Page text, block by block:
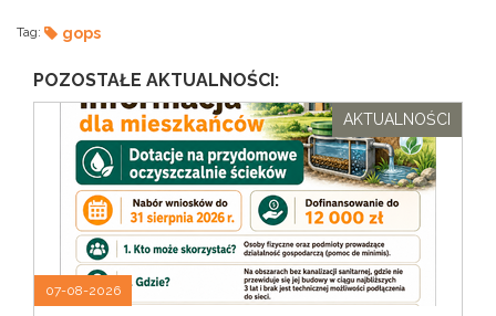
Tag: gops
POZOSTAŁE AKTUALNOŚCI:
07-08-2026
AKTUALNOŚCI